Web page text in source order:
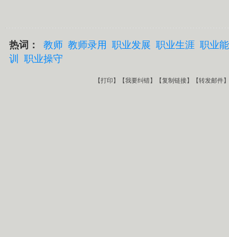
热词： 教师 教师录用 职业发展 职业生涯 职业
训
职业操守
【打印 】【我要纠错】【复制链接】【转发邮件